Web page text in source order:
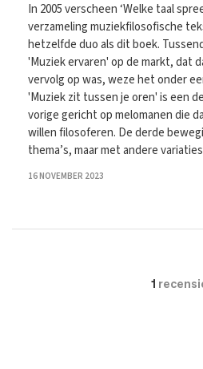
In 2005 verscheen ‘Welke taal
verzameling muziekfilosofische
hetzelfde duo als dit boek.
'Muziek ervaren' op de markt, dat
vervolg op was, weze het onder
'Muziek zit tussen je oren' is een
vorige gericht op melomanen die
willen filosoferen. De derde
thema’s, maar met andere
16 NOVEMBER 2023
1